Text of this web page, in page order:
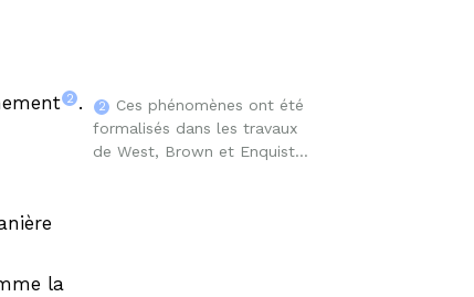
2 .
la
2
Ces phénomènes ont été
formalisés dans les travaux
de West, Brown et Enquist